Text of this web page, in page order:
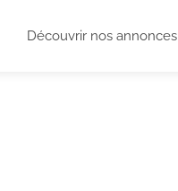
Découvrir nos annonces